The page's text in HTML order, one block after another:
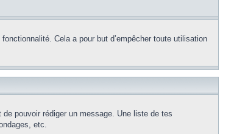
Cela a pour but d’empêcher toute utilisation
pouvoir rédiger un message. Une liste de tes
etc.